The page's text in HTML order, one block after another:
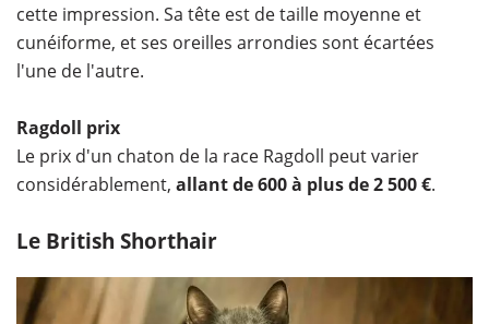
cette impression. Sa tête est de taille moyenne et
cunéiforme, et ses oreilles arrondies sont écartées
l'une de l'autre.
Ragdoll prix
Le prix d'un chaton de la race Ragdoll peut varier
considérablement, allant de 600 à plus de 2 500 €.
Le British Shorthair